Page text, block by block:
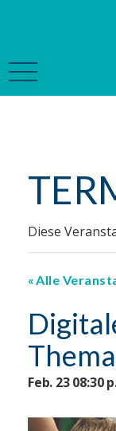
Diese
Alle
Feb. 23 08:30